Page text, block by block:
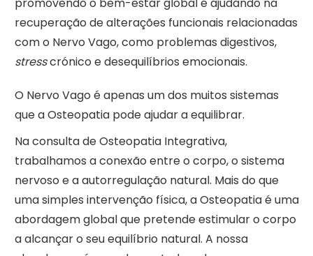
promovendo o bem-estar global e ajudando na
recuperação de alterações funcionais relacionadas
com o Nervo Vago, como problemas digestivos,
stresscrónico e desequilíbrios emocionais.
O Nervo Vago é apenas um dos muitos sistemas
que a Osteopatia pode ajudar a equilibrar.
Na consulta de Osteopatia Integrativa,
trabalhamos a conexão entre o corpo, o sistema
nervoso e a autorregulação natural. Mais do que
uma simples intervenção física, a Osteopatia é uma
abordagem global que pretende estimular o corpo
a alcançar o seu equilíbrio natural. A nossa